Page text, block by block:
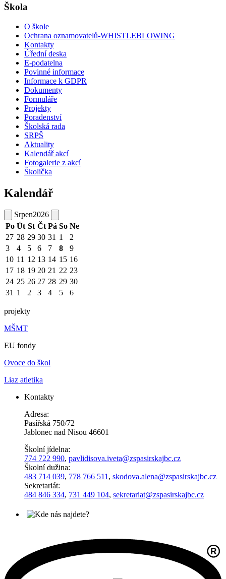
Škola
O škole
Ochrana oznamovatelů-WHISTLEBLOWING
Kontakty
Úřední deska
E-podatelna
Povinné informace
Informace k GDPR
Dokumenty
Formuláře
Projekty
Poradenství
Školská rada
SRPŠ
Aktuality
Kalendář akcí
Fotogalerie z akcí
Školička
Kalendář
Srpen2026
Po Út St Čt Pá So Ne
27 28 29 30 31 1
2
3
4 5 6 7 8
9
10 11 12 13 14 15 16
17 18 19 20 21 22 23
24 25 26 27 28 29 30
31 1 2 3 4 5 6
projekty
MŠMT
EU fondy
Ovoce do škol
Liaz atletika
Kontakty
Adresa:
Pasířská 750/72
Jablonec nad Nisou 46601
Školní jídelna:
774 722 990, pavlidisova.iveta@zspasirskajbc.cz
Školní dužina:
483 714 039, 778 766 511, skodova.alena@zspasirskajbc.cz
Sekretariát:
484 846 334, 731 449 104, sekretariat@zspasirskajbc.cz